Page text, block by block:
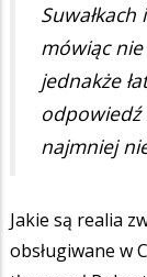
Suwałkach
mówiąc
jednakże
odpowiedź
najmniej
Jakie są realia
obsługiwane w